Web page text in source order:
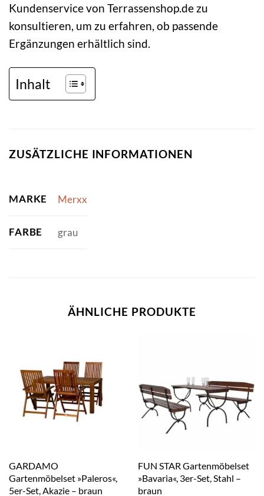
Kundenservice von Terrassenshop.de zu
konsultieren, um zu erfahren, ob passende
Ergänzungen erhältlich sind.
Inhalt
ZUSÄTZLICHE INFORMATIONEN
MARKE Merxx
FARBE grau
ÄHNLICHE PRODUKTE
GARDAMO
Gartenmöbelset »Paleros«,
5er-Set, Akazie – braun
FUN STAR Gartenmöbelset
»Bavaria«, 3er-Set, Stahl –
braun